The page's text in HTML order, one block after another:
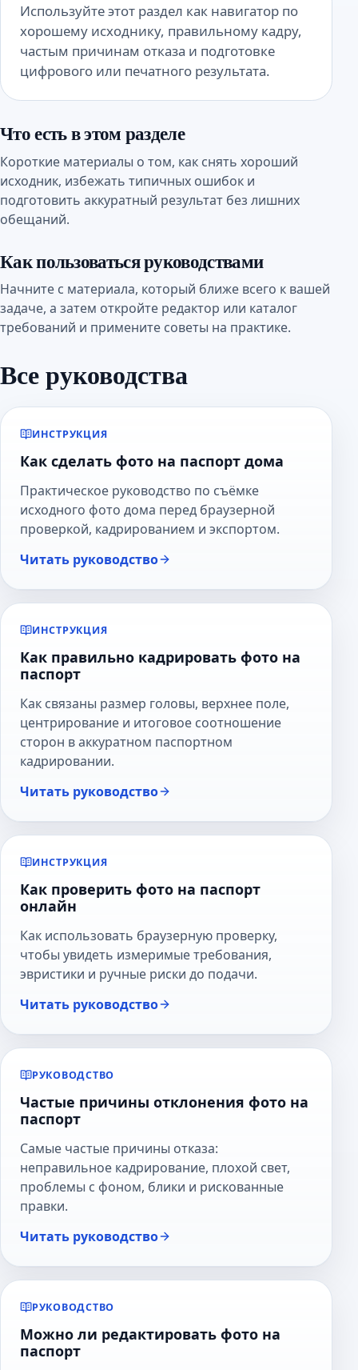
Используйте этот раздел как навигатор по
хорошему исходнику, правильному кадру,
частым причинам отказа и подготовке
цифрового или печатного результата.
Что есть в этом разделе
Короткие материалы о том, как снять хороший
исходник, избежать типичных ошибок и
подготовить аккуратный результат без лишних
обещаний.
Как пользоваться руководствами
Начните с материала, который ближе всего к вашей
задаче, а затем откройте редактор или каталог
требований и примените советы на практике.
Все руководства
ИНСТРУКЦИЯ
Как сделать фото на паспорт дома
Практическое руководство по съёмке
исходного фото дома перед браузерной
проверкой, кадрированием и экспортом.
Читать руководство
ИНСТРУКЦИЯ
Как правильно кадрировать фото на
паспорт
Как связаны размер головы, верхнее поле,
центрирование и итоговое соотношение
сторон в аккуратном паспортном
кадрировании.
Читать руководство
ИНСТРУКЦИЯ
Как проверить фото на паспорт
онлайн
Как использовать браузерную проверку,
чтобы увидеть измеримые требования,
эвристики и ручные риски до подачи.
Читать руководство
РУКОВОДСТВО
Частые причины отклонения фото на
паспорт
Самые частые причины отказа:
неправильное кадрирование, плохой свет,
проблемы с фоном, блики и рискованные
правки.
Читать руководство
РУКОВОДСТВО
Можно ли редактировать фото на
паспорт